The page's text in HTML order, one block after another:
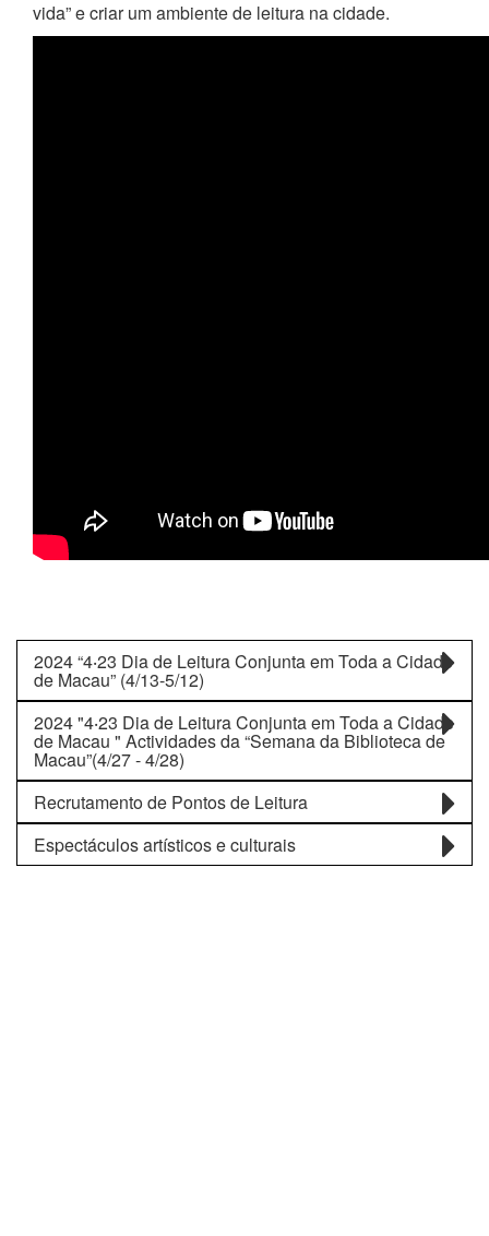
vida” e criar um ambiente de leitura na cidade.
2024 “4‧23 Dia de Leitura Conjunta em Toda a Cidade
de Macau” (4/13-5/12)
2024 "4‧23 Dia de Leitura Conjunta em Toda a Cidade
de Macau " Actividades da “Semana da Biblioteca de
Macau”(4/27 - 4/28)
Recrutamento de Pontos de Leitura
Espectáculos artísticos e culturais